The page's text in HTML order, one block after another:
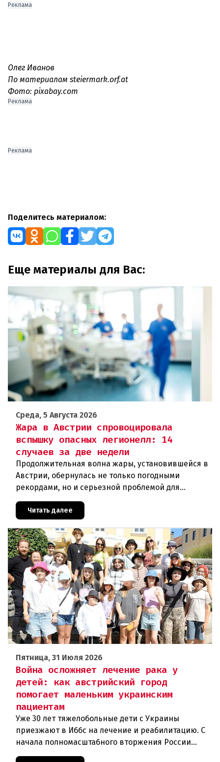
Реклама
Олег Иванов
По материалам steiermark.orf.at
Фото: pixabay.com
Реклама
Реклама
Поделитесь материалом:
Еще материалы для Вас:
Среда, 5 Августа 2026
Жара в Австрии спровоцировала
вспышку опасных легионелл: 14
случаев за две недели
Продолжительная волна жары, установившейся в
Австрии, обернулась не только погодными
рекордами, но и серьезной проблемой для
рост случаев заражения легионел
Читать далее
Пятница, 31 Июля 2026
Война осложняет лечение рака у
детей: как австрийский город
помогает маленьким украинским
пациентам
Уже 30 лет тяжелобольные дети с Украины
приезжают в Иббс на лечение и реабилитацию. С
начала полномасштабного вторжения России